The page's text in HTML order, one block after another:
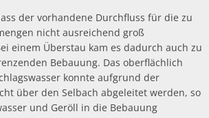
der vorhandene Durchfluss für die zu
nicht ausreichend groß
einem Überstau kam es dadurch auch zu
Bebauung. Das oberflächlich
konnte aufgrund der
über den Selbach abgeleitet werden, so
und Geröll in die Bebauung